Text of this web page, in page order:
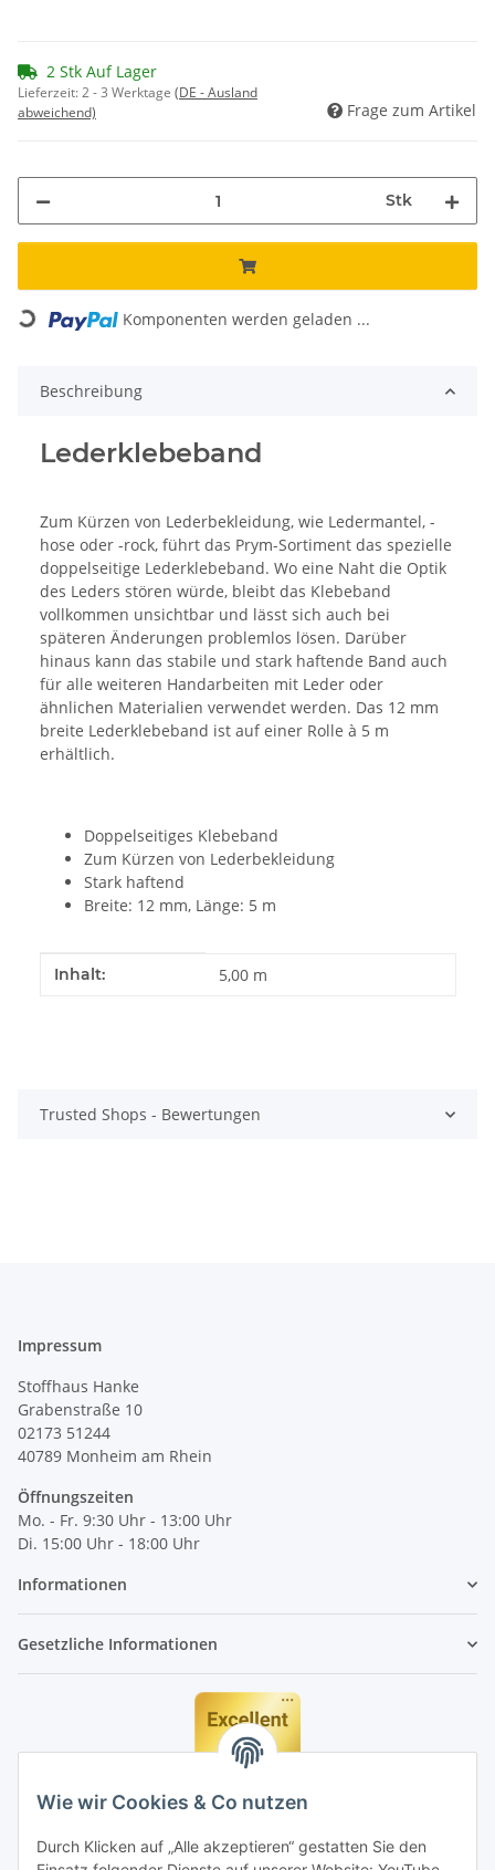
Wie wir Cookies & Co nutzen
Durch Klicken auf „Alle akzeptieren“ gestatten Sie den
2 Stk Auf Lager
Lieferzeit:2 - 3 Werktage (DE - Ausland
abweichend)
Frage zum Artikel
Stk
Loading... Komponenten werden geladen ...
Beschreibung
Lederklebeband
Zum Kürzen von Lederbekleidung, wie Ledermantel, -
hose oder -rock, führt das Prym-Sortiment das spezielle
doppelseitige Lederklebeband. Wo eine Naht die Optik
des Leders stören würde, bleibt das Klebeband
vollkommen unsichtbar und lässt sich auch bei
späteren Änderungen problemlos lösen. Darüber
hinaus kann das stabile und stark haftende Band auch
für alle weiteren Handarbeiten mit Leder oder
ähnlichen Materialien verwendet werden. Das 12 mm
breite Lederklebeband ist auf einer Rolle à 5 m
erhältlich.
Doppelseitiges Klebeband
Zum Kürzen von Lederbekleidung
Stark haftend
Breite: 12 mm, Länge: 5 m
Produkteigenschaft
Wert
Inhalt: 5,00 m
Trusted Shops - Bewertungen
Impressum
Stoffhaus Hanke
Grabenstraße 10
02173 51244
40789 Monheim am Rhein
Öffnungszeiten
Mo. - Fr. 9:30 Uhr - 13:00 Uhr
Di. 15:00 Uhr - 18:00 Uhr
Informationen
Gesetzliche Informationen